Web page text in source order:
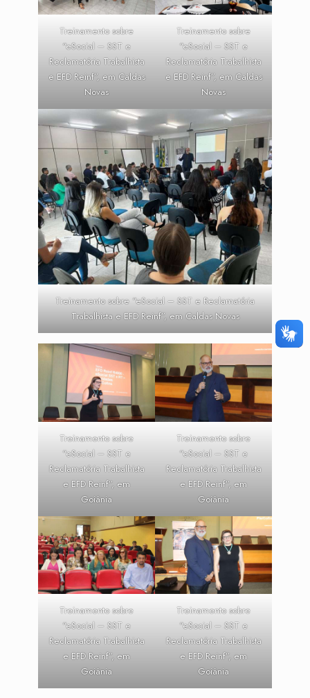
Treinamento sobre
“eSocial – SST e
Reclamatória Trabalhista
e EFD Reinf”, em Caldas
Novas
Treinamento sobre
“eSocial – SST e
Reclamatória Trabalhista
e EFD Reinf”, em Caldas
Novas
Treinamento sobre “eSocial – SST e Reclamatória
Trabalhista e EFD Reinf”, em Caldas Novas
Treinamento sobre
“eSocial – SST e
Reclamatória Trabalhista
e EFD Reinf”, em
Goiânia
Treinamento sobre
“eSocial – SST e
Reclamatória Trabalhista
e EFD Reinf”, em
Goiânia
Treinamento sobre
“eSocial – SST e
Reclamatória Trabalhista
e EFD Reinf”, em
Goiânia
Treinamento sobre
“eSocial – SST e
Reclamatória Trabalhista
e EFD Reinf”, em
Goiânia